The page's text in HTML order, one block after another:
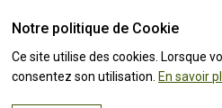
Notre politique de Cookie
Ce site utilise des cookies. Lorsque
consentez son utilisation. En savoir